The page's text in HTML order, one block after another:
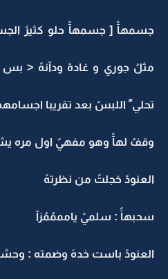
جسمهآً [ جسمهآً حلو كثيرً
مثلُ جوري و غادهً ودآنهً < بس
تحلي ً اللبسً بعد تقريبا
وقفُ لهآً وهو مفهيً اول مره
العنودً خجلتً من نظرتهً
سحبهآً : سلميً يامممُمُزآ
العنودً باست خدهَ وضمته :